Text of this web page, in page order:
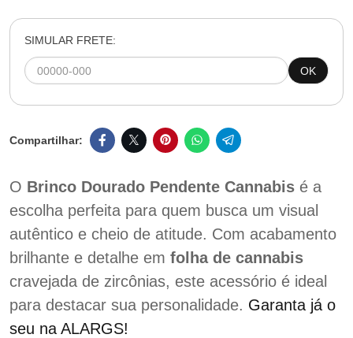
SIMULAR FRETE:
OK
O Brinco Dourado Pendente Cannabis é a
escolha perfeita para quem busca um visual
autêntico e cheio de atitude. Com acabamento
brilhante e detalhe em folha de cannabis
cravejada de zircônias, este acessório é ideal
para destacar sua personalidade. Garanta já o
seu na ALARGS!